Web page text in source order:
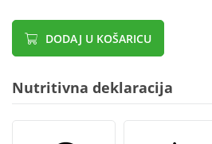
DODAJ U KOŠARICU
Nutritivna deklaracija